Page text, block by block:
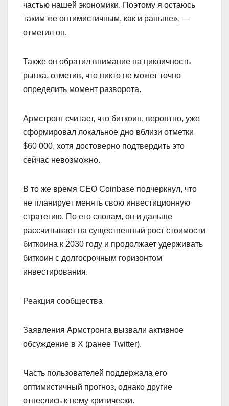
частью нашей экономики. Поэтому я остаюсь
таким же оптимистичным, как и раньше», —
отметил он.
Также он обратил внимание на цикличность
рынка, отметив, что никто не может точно
определить момент разворота.
Армстронг считает, что биткоин, вероятно, уже
сформировал локальное дно вблизи отметки
$60 000, хотя достоверно подтвердить это
сейчас невозможно.
В то же время CEO Coinbase подчеркнул, что
не планирует менять свою инвестиционную
стратегию. По его словам, он и дальше
рассчитывает на существенный рост стоимости
биткоина к 2030 году и продолжает удерживать
биткоин с долгосрочным горизонтом
инвестирования.
Реакция сообщества
Заявления Армстронга вызвали активное
обсуждение в X (ранее Twitter).
Часть пользователей поддержала его
оптимистичный прогноз, однако другие
отнеслись к нему критически.